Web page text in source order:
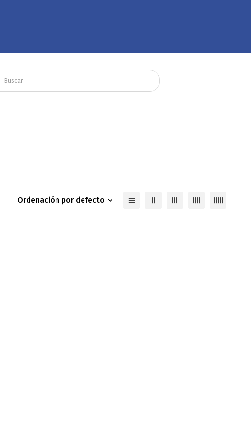
Ordenación por defecto